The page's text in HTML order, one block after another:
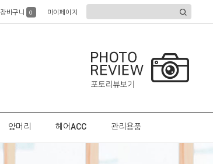
장바구니 0 마이페이지
앞머리 헤어ACC 관리용품